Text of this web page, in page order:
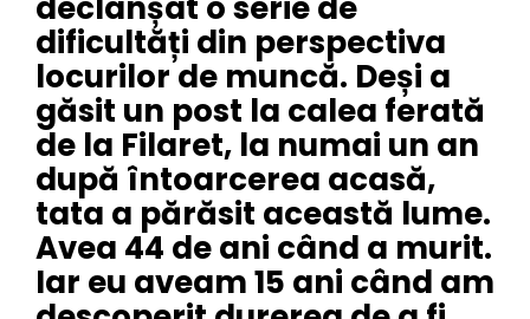
dificultăți din perspectiva
locurilor de muncă. Deși a
găsit un post la calea ferată
de la Filaret, la numai un an
după întoarcerea acasă,
tata a părăsit această lume.
Avea 44 de ani când a murit.
Iar eu aveam 15 ani când am